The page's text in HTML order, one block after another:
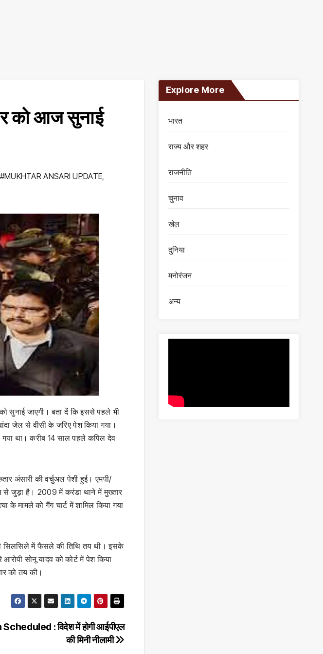
को आज सुनाई
#MUKHTAR ANSARI UPDATE,
सुनाई जाएगी। बता दें कि इससे पहले भी
जेल से वीसी के जरिए पेश किया गया।
गया था। करीब 14 साल पहले कपिल देव
अंसारी की वर्चुअल पेशी हुई। एमपी/
से जुड़ा है। 2009 में करंडा थाने में मुख्तार
मामले को गैंग चार्ट में शामिल किया गया
सिलसिले में फैसले की तिथि तय थी। इसके
सोनू यादव को कोर्ट में पेश किया
को तय की।
: विदेश में होगी आईपीएल
की मिनी नीलामी
Explore More
भारत
राज्य और शहर
राजनीति
चुनाव
खेल
दुनिया
मनोरंजन
अन्य